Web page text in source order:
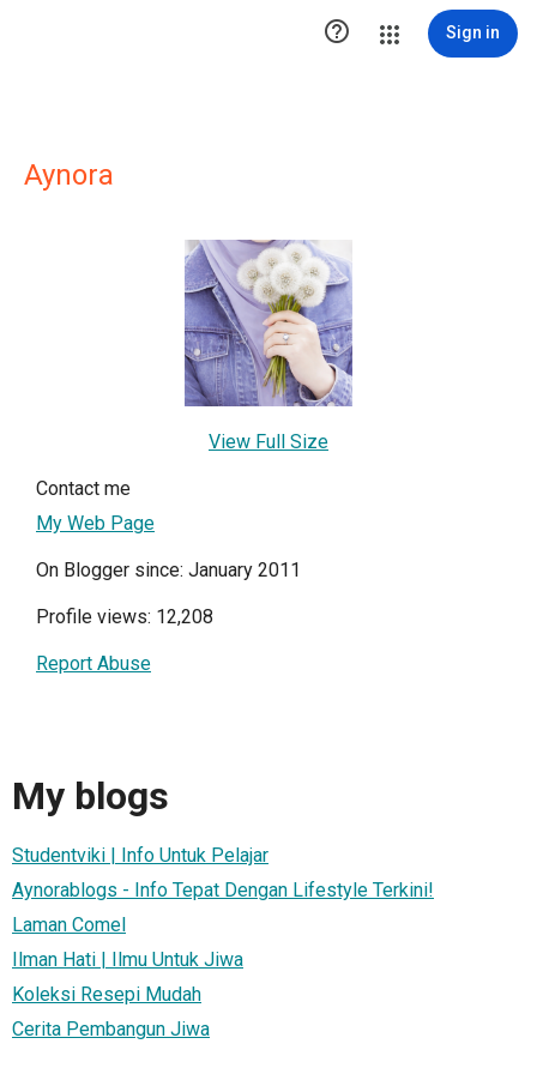
 Sign in
Aynora
View Full Size
Contact me
My Web Page
On Blogger since: January 2011
Profile views: 12,208
Report Abuse
My blogs
Studentviki | Info Untuk Pelajar
Aynorablogs - Info Tepat Dengan Lifestyle Terkini!
Laman Comel
Ilman Hati | Ilmu Untuk Jiwa
Koleksi Resepi Mudah
Cerita Pembangun Jiwa